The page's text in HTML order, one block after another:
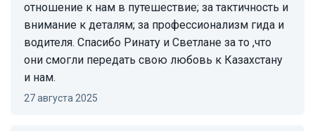
отношение к нам в путешествие; за тактичность и
внимание к деталям; за профессионализм гида и
водителя. Спасибо Ринату и Светлане за то ,что
они смогли передать свою любовь к Казахстану
и нам.
27 августа 2025